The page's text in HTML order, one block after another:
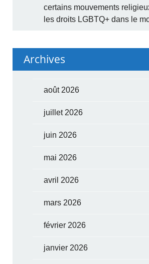
certains mouvements
les droits LGBTQ+ dans le
Archives
août 2026
juillet 2026
juin 2026
mai 2026
avril 2026
mars 2026
février 2026
janvier 2026